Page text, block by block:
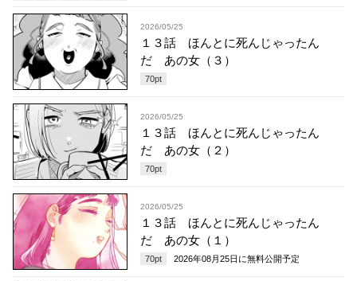
2026/05/25
１３話 ほんとに死んじゃったん
だ あの女（３）
70pt
2026/05/25
１３話 ほんとに死んじゃったん
だ あの女（２）
70pt
2026/05/25
１３話 ほんとに死んじゃったん
だ あの女（１）
70pt 2026年08月25日 に無料公開予定